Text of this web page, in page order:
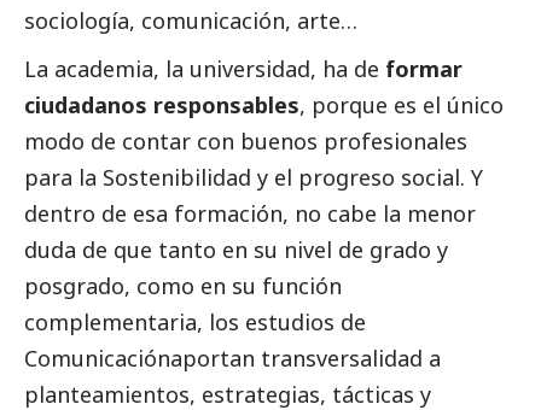
sociología, comunicación, arte…
La academia, la universidad, ha de formar
ciudadanos responsables, porque es el único
modo de contar con buenos profesionales
para la Sostenibilidad y el progreso social. Y
dentro de esa formación, no cabe la menor
duda de que tanto en su nivel de grado y
posgrado, como en su función
complementaria, los estudios de
Comunicaciónaportan transversalidad a
planteamientos, estrategias, tácticas y